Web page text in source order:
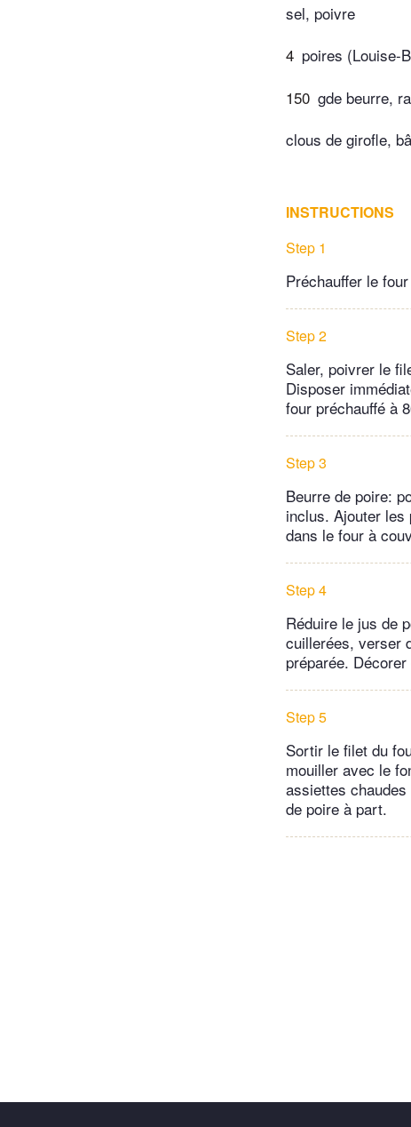
sel, poivre
4 poires (Louise-
150 gde beurre,
clous de girofle,
INSTRUCTIONS
Step 1
Préchauffer le
Step 2
Saler, poivrer le
Disposer
four préchauffé à
Step 3
Beurre de poire:
inclus. Ajouter
dans le four à
Step 4
Réduire le jus de
cuillerées, verser
préparée.
Step 5
Sortir le filet du
mouiller avec le
assiettes
de poire à part.